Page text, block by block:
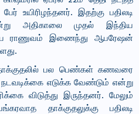
உயிரிழந்தனர். இதற்கு பதிலடி
அதிகாலை முதல் இந்திய
ராணுவம் இணைந்து ஆபரேஷன்
பல பெண்கள் கணவரை
எடுக்க வேண்டும் என்று
விடுத்து இருந்தனர். மேலும்
தாக்குதலுக்கு பதிலடி